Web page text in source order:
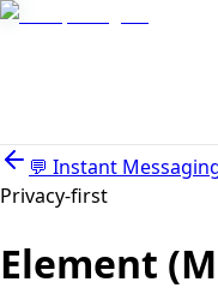
💬 Instant
Privacy-first
Element